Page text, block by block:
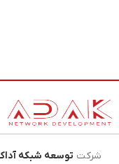
شرکت توسعه شبکه